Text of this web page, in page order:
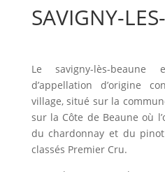
SAVIGNY-
Le savigny-lès-
d’appellation d’origine
village, situé sur la
sur la Côte de Beaune où
du chardonnay et du
classés Premier Cru.